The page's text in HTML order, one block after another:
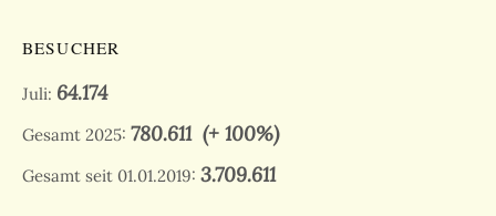
BESUCHER
Juli: 64.174
Gesamt 2025: 780.611(+ 100%)
Gesamt seit 01.01.2019: 3.709.611